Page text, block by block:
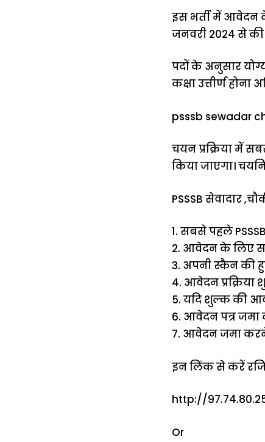
इस भर्ती में आवेदन
जनवरी 2024 से
पदों के अनुसार
कक्षा उत्तीर्ण होना
psssb sewadar
चयन प्रक्रिया में
किया जाएगा।
PSSSB सेवादार
1. सबसे पहले
2. आवेदन के लिए
3. अपनी स्कैन की
4. आवेदन
5. यदि शुल्क की
6. आवेदन पत्र जमा
7. आवेदन जमा
इन लिंक से करें
http://
Or